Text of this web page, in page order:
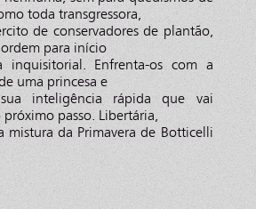
toda transgressora,
de conservadores de plantão,
para início
inquisitorial. Enfrenta-os com a
uma princesa e
inteligência rápida que vai
passo. Libertária,
mistura da Primavera de Botticelli